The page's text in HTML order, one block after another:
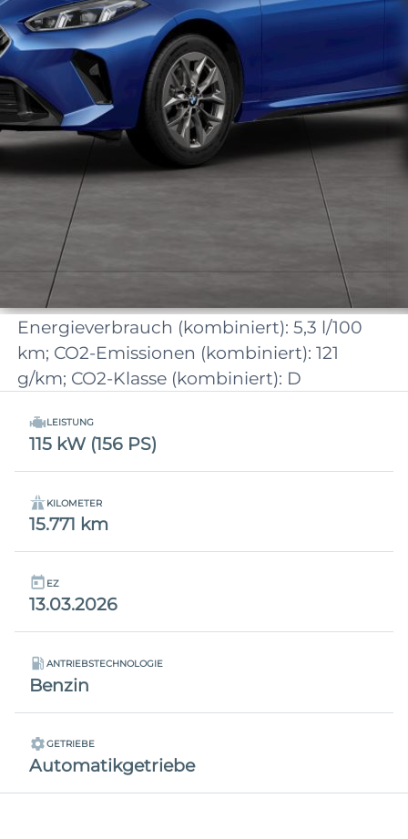
Energieverbrauch (kombiniert): 5,3 l/100
km; CO2-Emissionen (kombiniert): 121
g/km; CO2-Klasse (kombiniert): D
LEISTUNG
115 kW (156 PS)
KILOMETER
15.771 km
EZ
13.03.2026
ANTRIEBSTECHNOLOGIE
Benzin
GETRIEBE
Automatikgetriebe